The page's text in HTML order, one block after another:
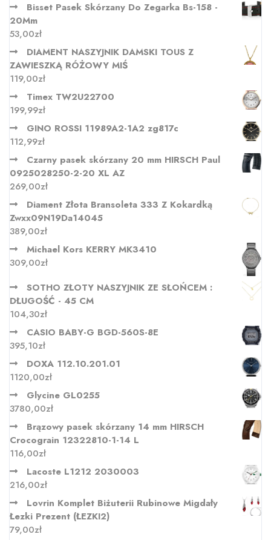
Bisset Pasek Skórzany Do Zegarka Bs-158 -
20Mm
53,00zł
DIAMENT NASZYJNIK DAMSKI TOUS Z
ZAWIESZKĄ RÓŻOWY MIŚ
119,00zł
Timex TW2U22700
199,99zł
GINO ROSSI 11989A2-1A2 zg817c
112,99zł
Czarny pasek skórzany 20 mm HIRSCH Paul
0925028250-2-20 XL AZ
269,00zł
Diament Złota Bransoleta 333 Z Kokardką
Zwxx09N19Da14045
389,00zł
Michael Kors KERRY MK3410
309,00zł
SOTHO ZŁOTY NASZYJNIK ZE SŁOŃCEM :
DŁUGOŚĆ - 45 CM
104,30zł
CASIO BABY-G BGD-560S-8E
395,10zł
DOXA 112.10.201.01
1120,00zł
Glycine GL0255
3780,00zł
Brązowy pasek skórzany 14 mm HIRSCH
Crocograin 12322810-1-14 L
116,00zł
Lacoste L1212 2030003
216,00zł
Lovrin Komplet Biżuterii Rubinowe Migdały
Łezki Prezent (ŁEZKI2)
79,00zł